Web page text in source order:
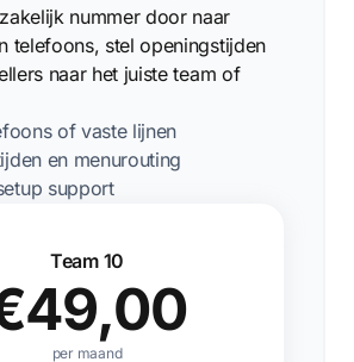
nummer door naar
telefoons, stel openingstijden
naar het juiste team of
of vaste lijnen
en menurouting
support
Team 10
per maand